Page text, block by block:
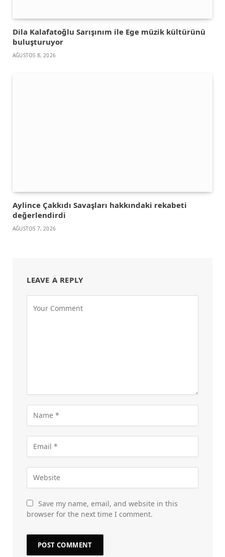
Dila Kalafatoğlu Sarışınım ile Ege müzik kültürünü
buluşturuyor
AĞUSTOS 8, 2026
Aylince Çakkıdı Savaşları hakkındaki rekabeti
değerlendirdi
AĞUSTOS 7, 2026
LEAVE A REPLY
Save my name, email, and website in this
browser for the next time I comment.